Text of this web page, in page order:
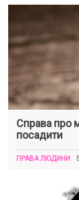
Справа про
посадити
ПРАВА ЛЮДИНИ